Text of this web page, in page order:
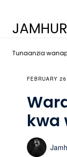
Tunaanzia
FEBRUARY
kwa